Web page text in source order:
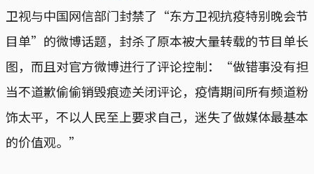
卫视与中国网信部门封禁了“东方卫视抗疫特别晚会节
目单”的微博话题，封杀了原本被大量转载的节目单长
图，而且对官方微博进行了评论控制：“做错事没有担
当不道歉偷偷销毁痕迹关闭评论，疫情期间所有频道粉
饰太平，不以人民至上要求自己，迷失了做媒体最基本
的价值观。”